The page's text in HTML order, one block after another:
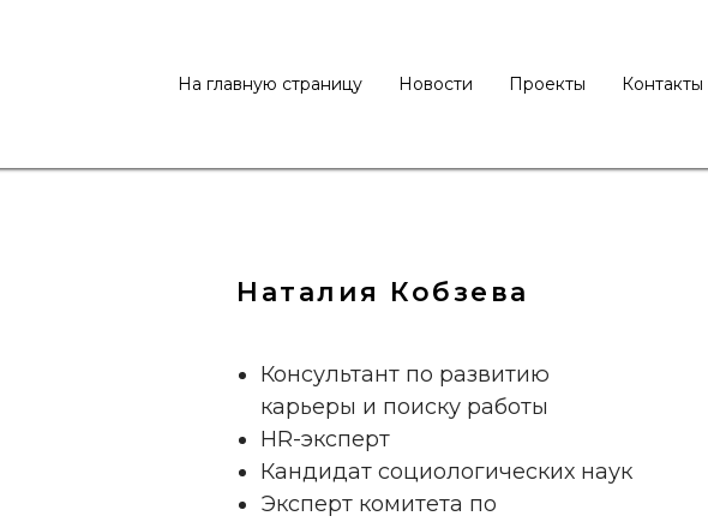
На главную страницу Новости Проекты Контакты
Наталия Кобзева
Консультант по развитию
карьеры и поиску работы
HR-эксперт
Кандидат социологических наук
Эксперт комитета по